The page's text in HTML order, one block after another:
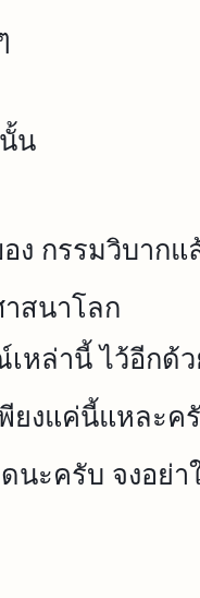
น
ง กรรมวิบากแ
สนาโลก
หล่านี้ ไว้อีกด้
ยงแค่นี้แหละค
นะครับ จงอย่